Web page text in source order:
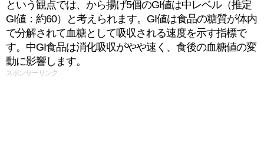
という観点では、から揚げ5個のGI値は中レベル（推定
GI値：約60）と考えられます。GI値は食品の糖質が体内
で分解されて血糖として吸収される速度を示す指標で
す。中GI食品は消化吸収がやや速く、食後の血糖値の変
動に影響します。
スポンサーリンク